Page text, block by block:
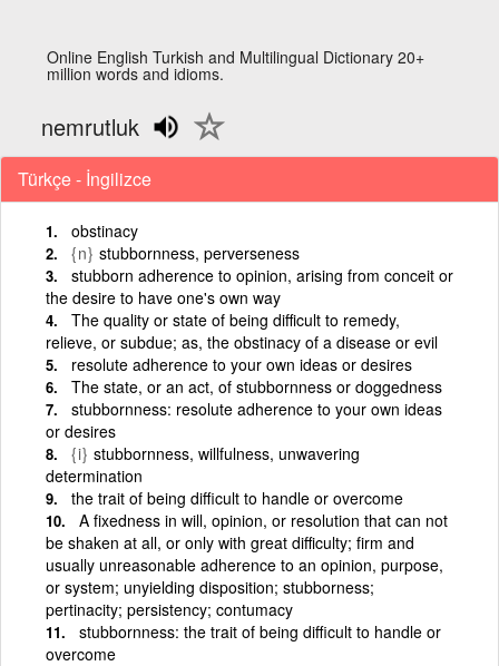
Online English Turkish and Multilingual Dictionary 20+
million words and idioms.
nemrutluk
Türkçe - İngilizce
obstinacy
{n} stubbornness, perverseness
stubborn adherence to opinion, arising from conceit or
the desire to have one's own way
The quality or state of being difficult to remedy,
relieve, or subdue; as, the obstinacy of a disease or evil
resolute adherence to your own ideas or desires
The state, or an act, of stubbornness or doggedness
stubbornness: resolute adherence to your own ideas
or desires
{i} stubbornness, willfulness, unwavering
determination
the trait of being difficult to handle or overcome
A fixedness in will, opinion, or resolution that can not
be shaken at all, or only with great difficulty; firm and
usually unreasonable adherence to an opinion, purpose,
or system; unyielding disposition; stubborness;
pertinacity; persistency; contumacy
stubbornness: the trait of being difficult to handle or
overcome